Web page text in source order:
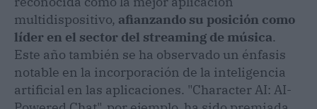
multidispositivo, afianzando su posición como
líder en el sector del streaming de música​​.
Este año también se ha observado un énfasis
notable en la incorporación de la inteligencia
artificial en las aplicaciones. "Character AI: AI-